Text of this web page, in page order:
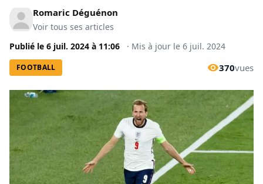
Romaric Déguénon
Voir tous ses articles
Publié le 6 juil. 2024 à 11:06 · Mis à jour le 6 juil. 2024
FOOTBALL 370vues